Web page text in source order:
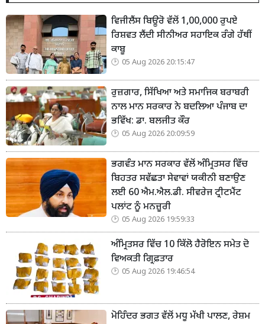
ਵਿਜੀਲੈਂਸ ਬਿਊਰੋ ਵੱਲੋਂ 1,00,000 ਰੁਪਏ
ਰਿਸ਼ਵਤ ਲੈਂਦੀ ਸੀਨੀਅਰ ਸਹਾਇਕ ਰੰਗੇ ਹੱਥੀਂ
ਕਾਬੂ
05 Aug 2026 20:15:47
ਰੁਜ਼ਗਾਰ, ਸਿੱਖਿਆ ਅਤੇ ਸਮਾਜਿਕ ਬਰਾਬਰੀ
ਨਾਲ ਮਾਨ ਸਰਕਾਰ ਨੇ ਬਦਲਿਆ ਪੰਜਾਬ ਦਾ
ਭਵਿੱਖ: ਡਾ. ਬਲਜੀਤ ਕੌਰ
05 Aug 2026 20:09:59
ਭਗਵੰਤ ਮਾਨ ਸਰਕਾਰ ਵੱਲੋਂ ਅੰਮ੍ਰਿਤਸਰ ਵਿੱਚ
ਬਿਹਤਰ ਸਵੱਛਤਾ ਸੇਵਾਵਾਂ ਯਕੀਨੀ ਬਣਾਉਣ
ਲਈ 60 ਐਮ.ਐਲ.ਡੀ. ਸੀਵਰੇਜ ਟ੍ਰੀਟਮੈਂਟ
ਪਲਾਂਟ ਨੂੰ ਮਨਜ਼ੂਰੀ
05 Aug 2026 19:59:33
ਅੰਮ੍ਰਿਤਸਰ ਵਿੱਚ 10 ਕਿੱਲੋ ਹੈਰੋਇਨ ਸਮੇਤ ਦੋ
ਵਿਅਕਤੀ ਗ੍ਰਿਫ਼ਤਾਰ
05 Aug 2026 19:46:54
ਮੋਹਿੰਦਰ ਭਗਤ ਵੱਲੋਂ ਮਧੂ ਮੱਖੀ ਪਾਲਣ, ਰੇਸ਼ਮ